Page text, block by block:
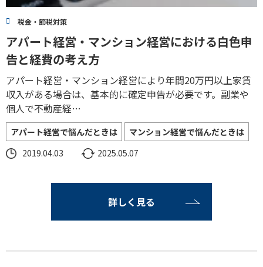
税金・節税対策
アパート経営・マンション経営における白色申
告と経費の考え方
アパート経営・マンション経営により年間20万円以上家賃
収入がある場合は、基本的に確定申告が必要です。副業や
個人で不動産経…
アパート経営で悩んだときは
マンション経営で悩んだときは
2019.04.03
2025.05.07
詳しく見る